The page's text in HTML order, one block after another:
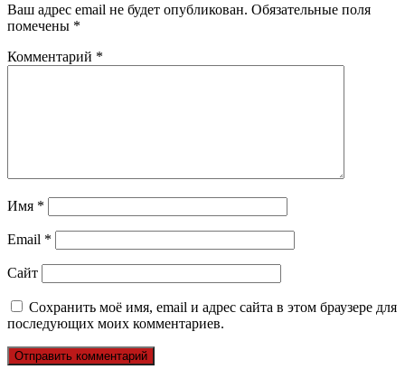
Ваш адрес email не будет опубликован. Обязательные поля
помечены *
Комментарий *
Имя *
Email *
Сайт
Сохранить моё имя, email и адрес сайта в этом браузере для
последующих моих комментариев.